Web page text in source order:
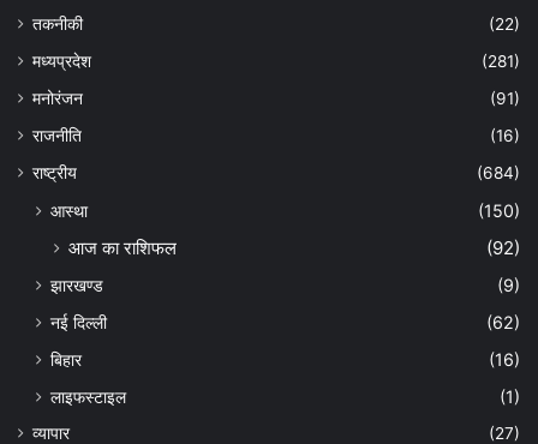
तकनीकी
(22)
मध्यप्रदेश
(281)
मनोरंजन
(91)
राजनीति
(16)
राष्ट्रीय
(684)
आस्था (150)
आज का राशिफल (92)
झारखण्ड
(9)
नई दिल्ली
(62)
बिहार
(16)
लाइफस्टाइल
(1)
व्यापार (27)